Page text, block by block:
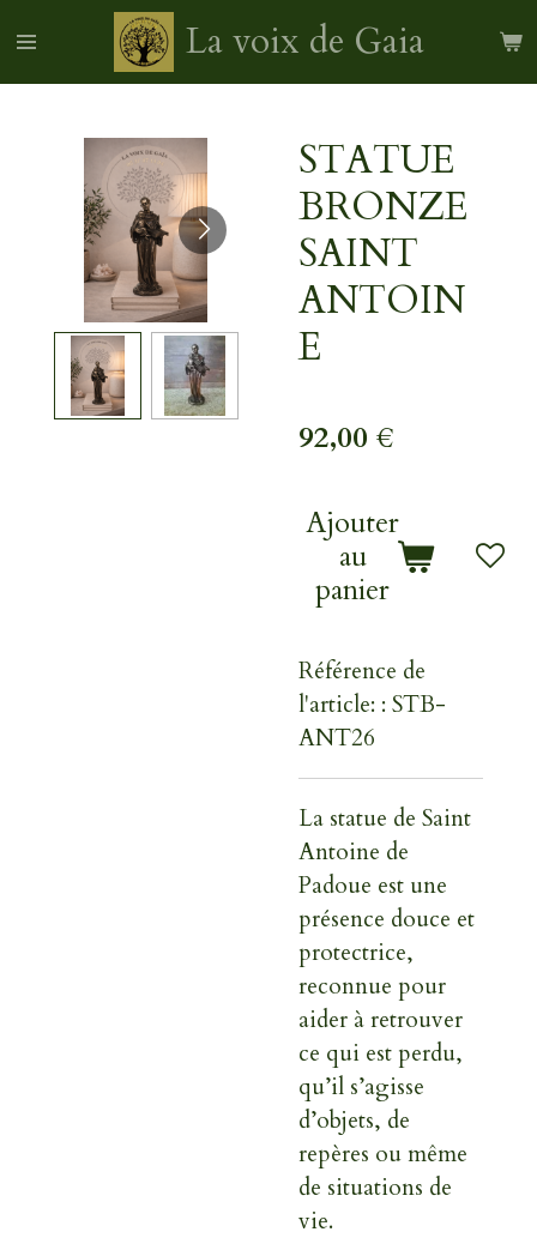
La voix de Gaia
STATUE
BRONZE
SAINT
ANTOIN
E
92,00 €
Ajouter
au
panier
Référence de
l'article: : STB-
ANT26
La statue de Saint
Antoine de
Padoue est une
présence douce et
protectrice,
reconnue pour
aider àretrouver
ce qui est perdu,
qu’il s’agisse
d’objets, de
repères ou même
de situations de
vie.